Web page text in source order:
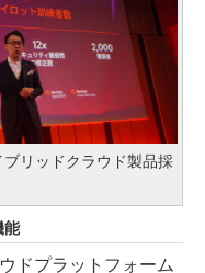
リッドクラウド製品採
能
ドプラットフォーム